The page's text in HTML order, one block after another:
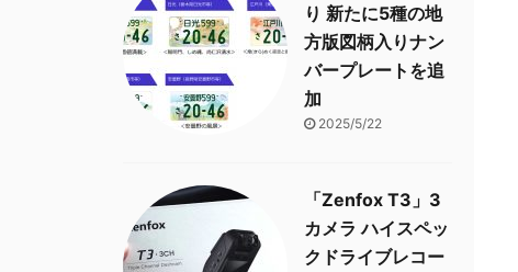
り 新たに5種の地
方版図柄入りナン
バープレートを追
加
2025/5/22
「Zenfox T3」3
カメラ ハイスペッ
クドライブレコー